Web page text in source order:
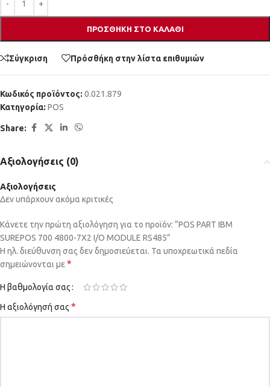
ΠΡΟΣΘΉΚΗ ΣΤΟ ΚΑΛΆΘΙ
Σύγκριση Πρόσθήκη στην λίστα επιθυμιών
Κωδικός προϊόντος: 0.021.879
Κατηγορία: POS
Share:
Αξιολογήσεις (0)
Αξιολογήσεις
Δεν υπάρχουν ακόμα κριτικές
Κάνετε την πρώτη αξιολόγηση για το προϊόν: “POS PART IBM
SUREPOS 700 4800-7X2 I/O MODULE RS485”
Η ηλ. διεύθυνση σας δεν δημοσιεύεται. Τα υποχρεωτικά πεδία
σημειώνονται με*
Η βαθμολογία σας
Η αξιολόγησή σας *